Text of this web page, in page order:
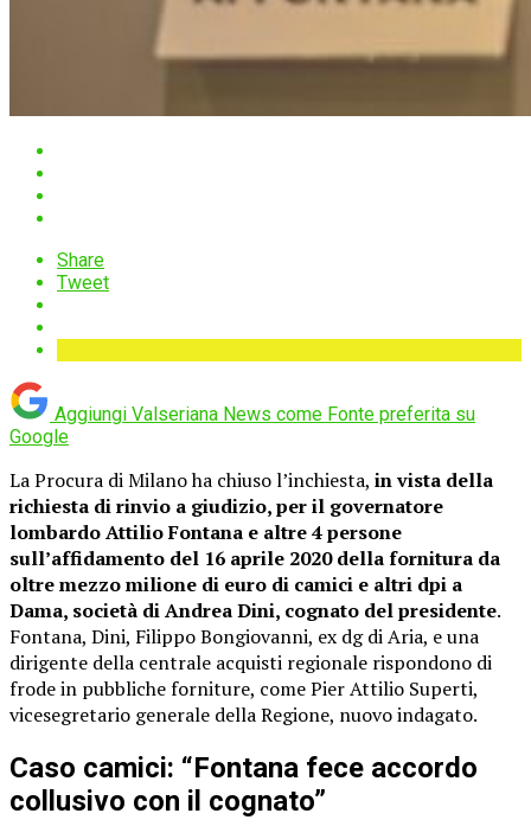
Share
Tweet
Aggiungi Valseriana News come Fonte preferita su
Google
La Procura di Milano ha chiuso l’inchiesta, in vista della
richiesta di rinvio a giudizio, per il governatore
lombardo Attilio Fontana e altre 4 persone
sull’affidamento del 16 aprile 2020 della fornitura da
oltre mezzo milione di euro di camici e altri dpi a
Dama, società di Andrea Dini, cognato del presidente.
Fontana, Dini, Filippo Bongiovanni, ex dg di Aria, e una
dirigente della centrale acquisti regionale rispondono di
frode in pubbliche forniture, come Pier Attilio Superti,
vicesegretario generale della Regione, nuovo indagato.
Caso camici: “Fontana fece accordo
collusivo con il cognato”